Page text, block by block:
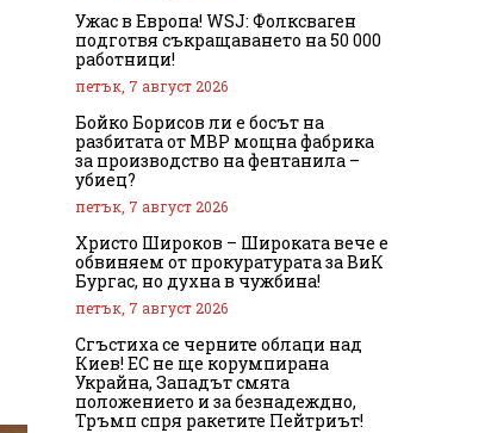
Ужас в Европа! WSJ: Фолксваген
подготвя съкращаването на 50 000
работници!
петък, 7 август 2026
Бойко Борисов ли е босът на
разбитата от МВР мощна фабрика
за производство на фентанила –
убиец?
петък, 7 август 2026
Христо Широков – Широката вече е
обвиняем от прокуратурата за ВиК
Бургас, но духна в чужбина!
петък, 7 август 2026
Сгъстиха се черните облаци над
Киев! ЕС не ще корумпирана
Украйна, Западът смята
положението и за безнадеждно,
Тръмп спря ракетите Пейтриът!